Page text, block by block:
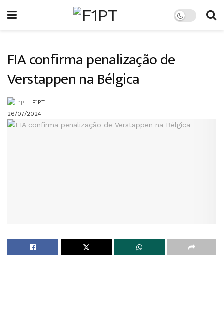
FIA confirma penalização de
Verstappen na Bélgica
F1PT
26/07/2024